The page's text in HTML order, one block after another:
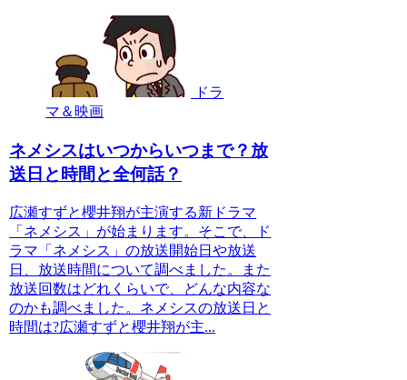
ドラ
マ＆映画
ネメシスはいつからいつまで？放
送日と時間と全何話？
広瀬すずと櫻井翔が主演する新ドラマ
「ネメシス」が始まります。そこで、ド
ラマ「ネメシス」の放送開始日や放送
日、放送時間について調べました。また
放送回数はどれくらいで、どんな内容な
のかも調べました。ネメシスの放送日と
時間は?広瀬すずと櫻井翔が主...